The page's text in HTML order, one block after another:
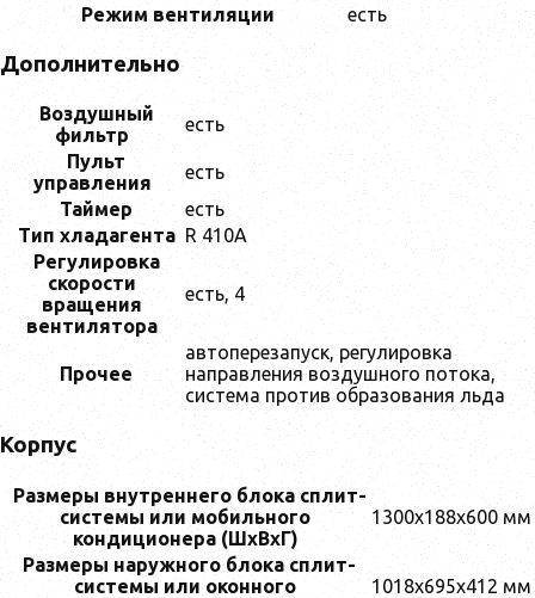
Режим вентиляции
есть
Дополнительно
Воздушный
фильтр
есть
Пульт
управления
есть
Таймер
есть
Тип хладагента R 410A
Регулировка
скорости
вращения
вентилятора
есть, 4
Прочее
автоперезапуск, регулировка
направления воздушного потока,
система против образования льда
Корпус
Размеры внутреннего блока сплит-
системы или мобильного
кондиционера (ШxВxГ)
1300x188x600 мм
Размеры наружного блока сплит-
системы или оконного
1018x695x412 мм